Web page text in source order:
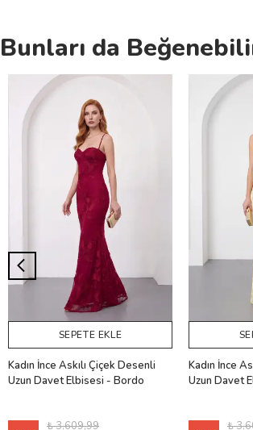
Bunları da
SEPETE EKLE
Kadın İnce Askılı Çiçek Desenli
Uzun Davet Elbisesi - Bordo
₺ 3.609,99
Kadın İnce
Uzun Davet
₺